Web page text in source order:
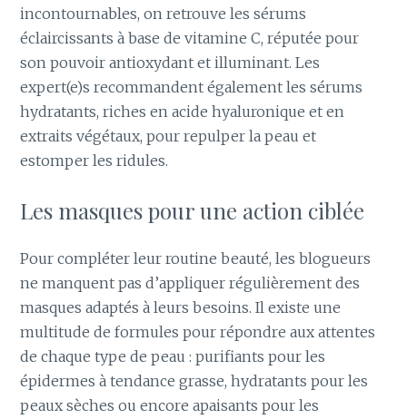
incontournables, on retrouve les sérums
éclaircissants à base de vitamine C, réputée pour
son pouvoir antioxydant et illuminant. Les
expert(e)s recommandent également les sérums
hydratants, riches en acide hyaluronique et en
extraits végétaux, pour repulper la peau et
estomper les ridules.
Les masques pour une action ciblée
Pour compléter leur routine beauté, les blogueurs
ne manquent pas d’appliquer régulièrement des
masques adaptés à leurs besoins. Il existe une
multitude de formules pour répondre aux attentes
de chaque type de peau : purifiants pour les
épidermes à tendance grasse, hydratants pour les
peaux sèches ou encore apaisants pour les